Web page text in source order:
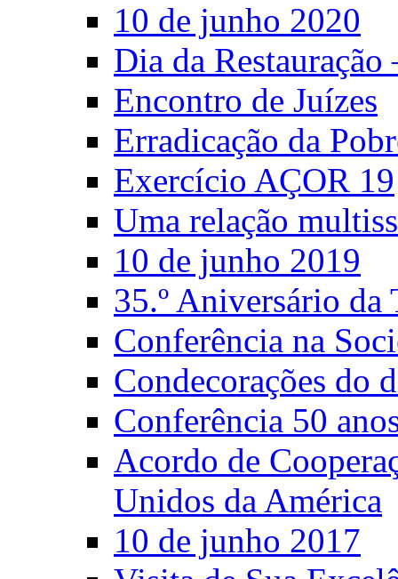
10 de junho 2020
Dia da
Encontro de Juízes
Erradicação da
Exercício AÇOR 19
Uma relação
10 de junho 2019
35.º Aniversário
Conferência na
Condecorações do
Conferência 50
Acordo de
Unidos da América
10 de junho 2017